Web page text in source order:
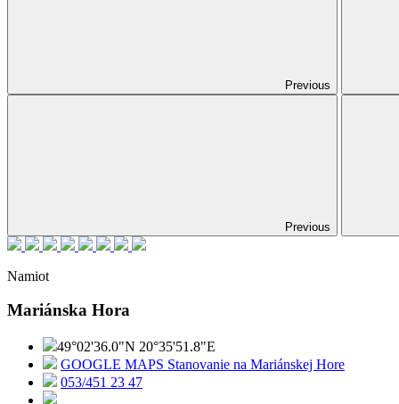
Previous
Previous
Namiot
Mariánska Hora
49°02'36.0"N 20°35'51.8"E
GOOGLE MAPS Stanovanie na Mariánskej Hore
053/451 23 47